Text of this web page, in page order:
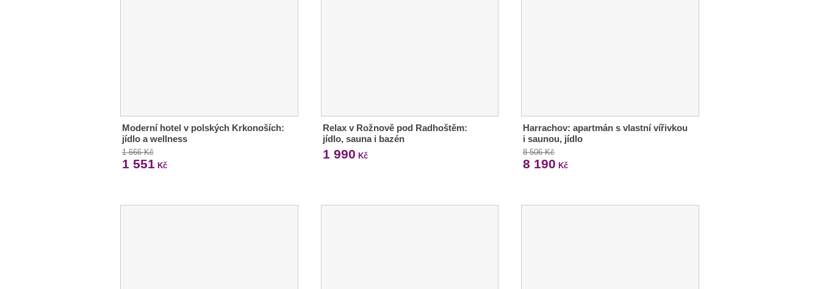
Moderní hotel v polských Krkonoších:
jídlo a wellness
1 666 Kč
1 551 Kč
Relax v Rožnově pod Radhoštěm:
jídlo, sauna i bazén
1 990 Kč
Harrachov: apartmán s vlastní vířivkou
i saunou, jídlo
8 506 Kč
8 190 Kč